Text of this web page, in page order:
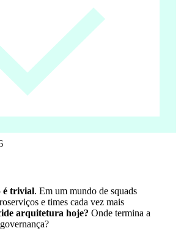
é trivial. Em um mundo de squads
e times cada vez mais
arquitetura hoje? Onde termina a